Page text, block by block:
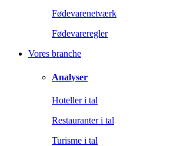
Fødevarenetværk
Fødevareregler
Vores branche
Analyser
Hoteller i tal
Restauranter i tal
Turisme i tal